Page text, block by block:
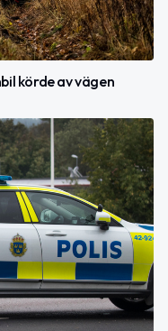
körde av vägen